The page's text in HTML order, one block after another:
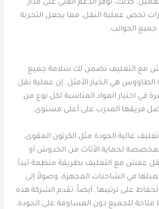
كذلك، توفر الدعم الفني على مدار
تخص عملية النقل، مما يجعل التجربة
الجوانب.
مع التغليف تضمن لك سلامة جميع
الطاووس هي الخيار الأمثل. إن عملية نقل
في اختيار المواد المناسبة لكل نوع من
فريقها المدرب على أعلى مستوى.
عالية الجودة مثل الكرتون المقوى،
المخصصة لحماية الأثاث من الخدوش أو
عفش مع التغليف بطريقة منظمة تبدأ
في الشاحنات المجهزة، وصولاً إلى
على ترتيبها. أيضاً، تقدم الشركة هذه
متاحة للجميع دون المساومة على الجودة.